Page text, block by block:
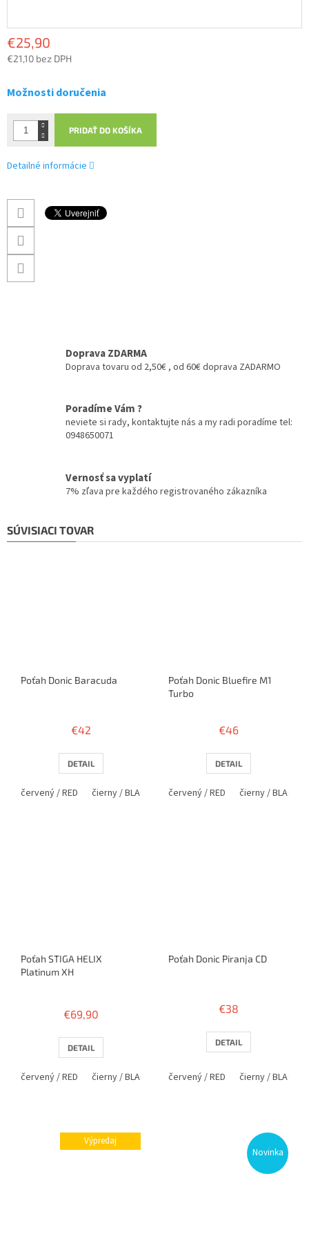
€25,90
€21,10 bez DPH
cena:
Možnosti doručenia
PRIDAŤ DO KOŠÍKA
Detailné informácie
Doprava ZDARMA
Doprava tovaru od 2,50€ , od 60€ doprava ZADARMO
Poradíme Vám ?
neviete si rady, kontaktujte nás a my radi poradíme tel:
0948650071
Vernosť sa vyplatí
7% zľava pre každého registrovaného zákazníka
SÚVISIACI TOVAR
Poťah Donic Baracuda
€42
DETAIL
červený / RED čierny / BLACK modrý / BLUE
Poťah Donic Bluefire M1
Turbo
€46
DETAIL
červený / RED čierny / BLACK
Poťah STIGA HELIX
Platinum XH
produktu
5,0
z
hviezdičiek.
€69,90
DETAIL
červený / RED čierny / BLACK
Poťah Donic Piranja CD
€38
DETAIL
červený / RED čierny / BLACK
Výpredaj
Novinka